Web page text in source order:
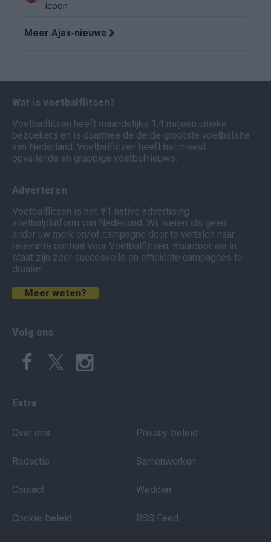
icoon
Meer Ajax-nieuws
Wat is voetbalflitsen?
Voetbalflitsen heeft maandelijks 1,4 miljoen unieke
bezoekers en is daarmee de derde grootste voetbalsite
van Nederland. Voetbalflitsen heeft het meest
opvallende en grappige voetbalnieuws.
Adverteren
Voetbalflitsen is het #1 native advertising
voetbalplatform van Nederland. Wij weten als geen
ander uw merk en/of campagne door te vertalen naar
relevante content voor Voetbalflitsen, waardoor we in
staat zijn zeer succesvolle en efficiënte campagnes te
draaien.
Meer weten?
Volg ons
Extra
Over ons
Redactie
Contact
Cookie-beleid
Privacy-beleid
Samenwerken
Wedden
RSS Feed